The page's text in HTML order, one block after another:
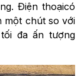
Điện thoạicó
một chút so với
đa ấn tượng